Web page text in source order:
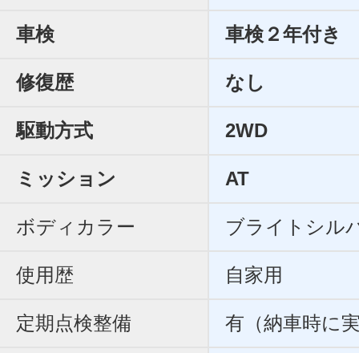
車検 車検２年付き
修復歴 なし
駆動方式 2WD
ミッション AT
ボディカラー ブライトシル
使用歴 自家用
定期点検整備 有（納車時に